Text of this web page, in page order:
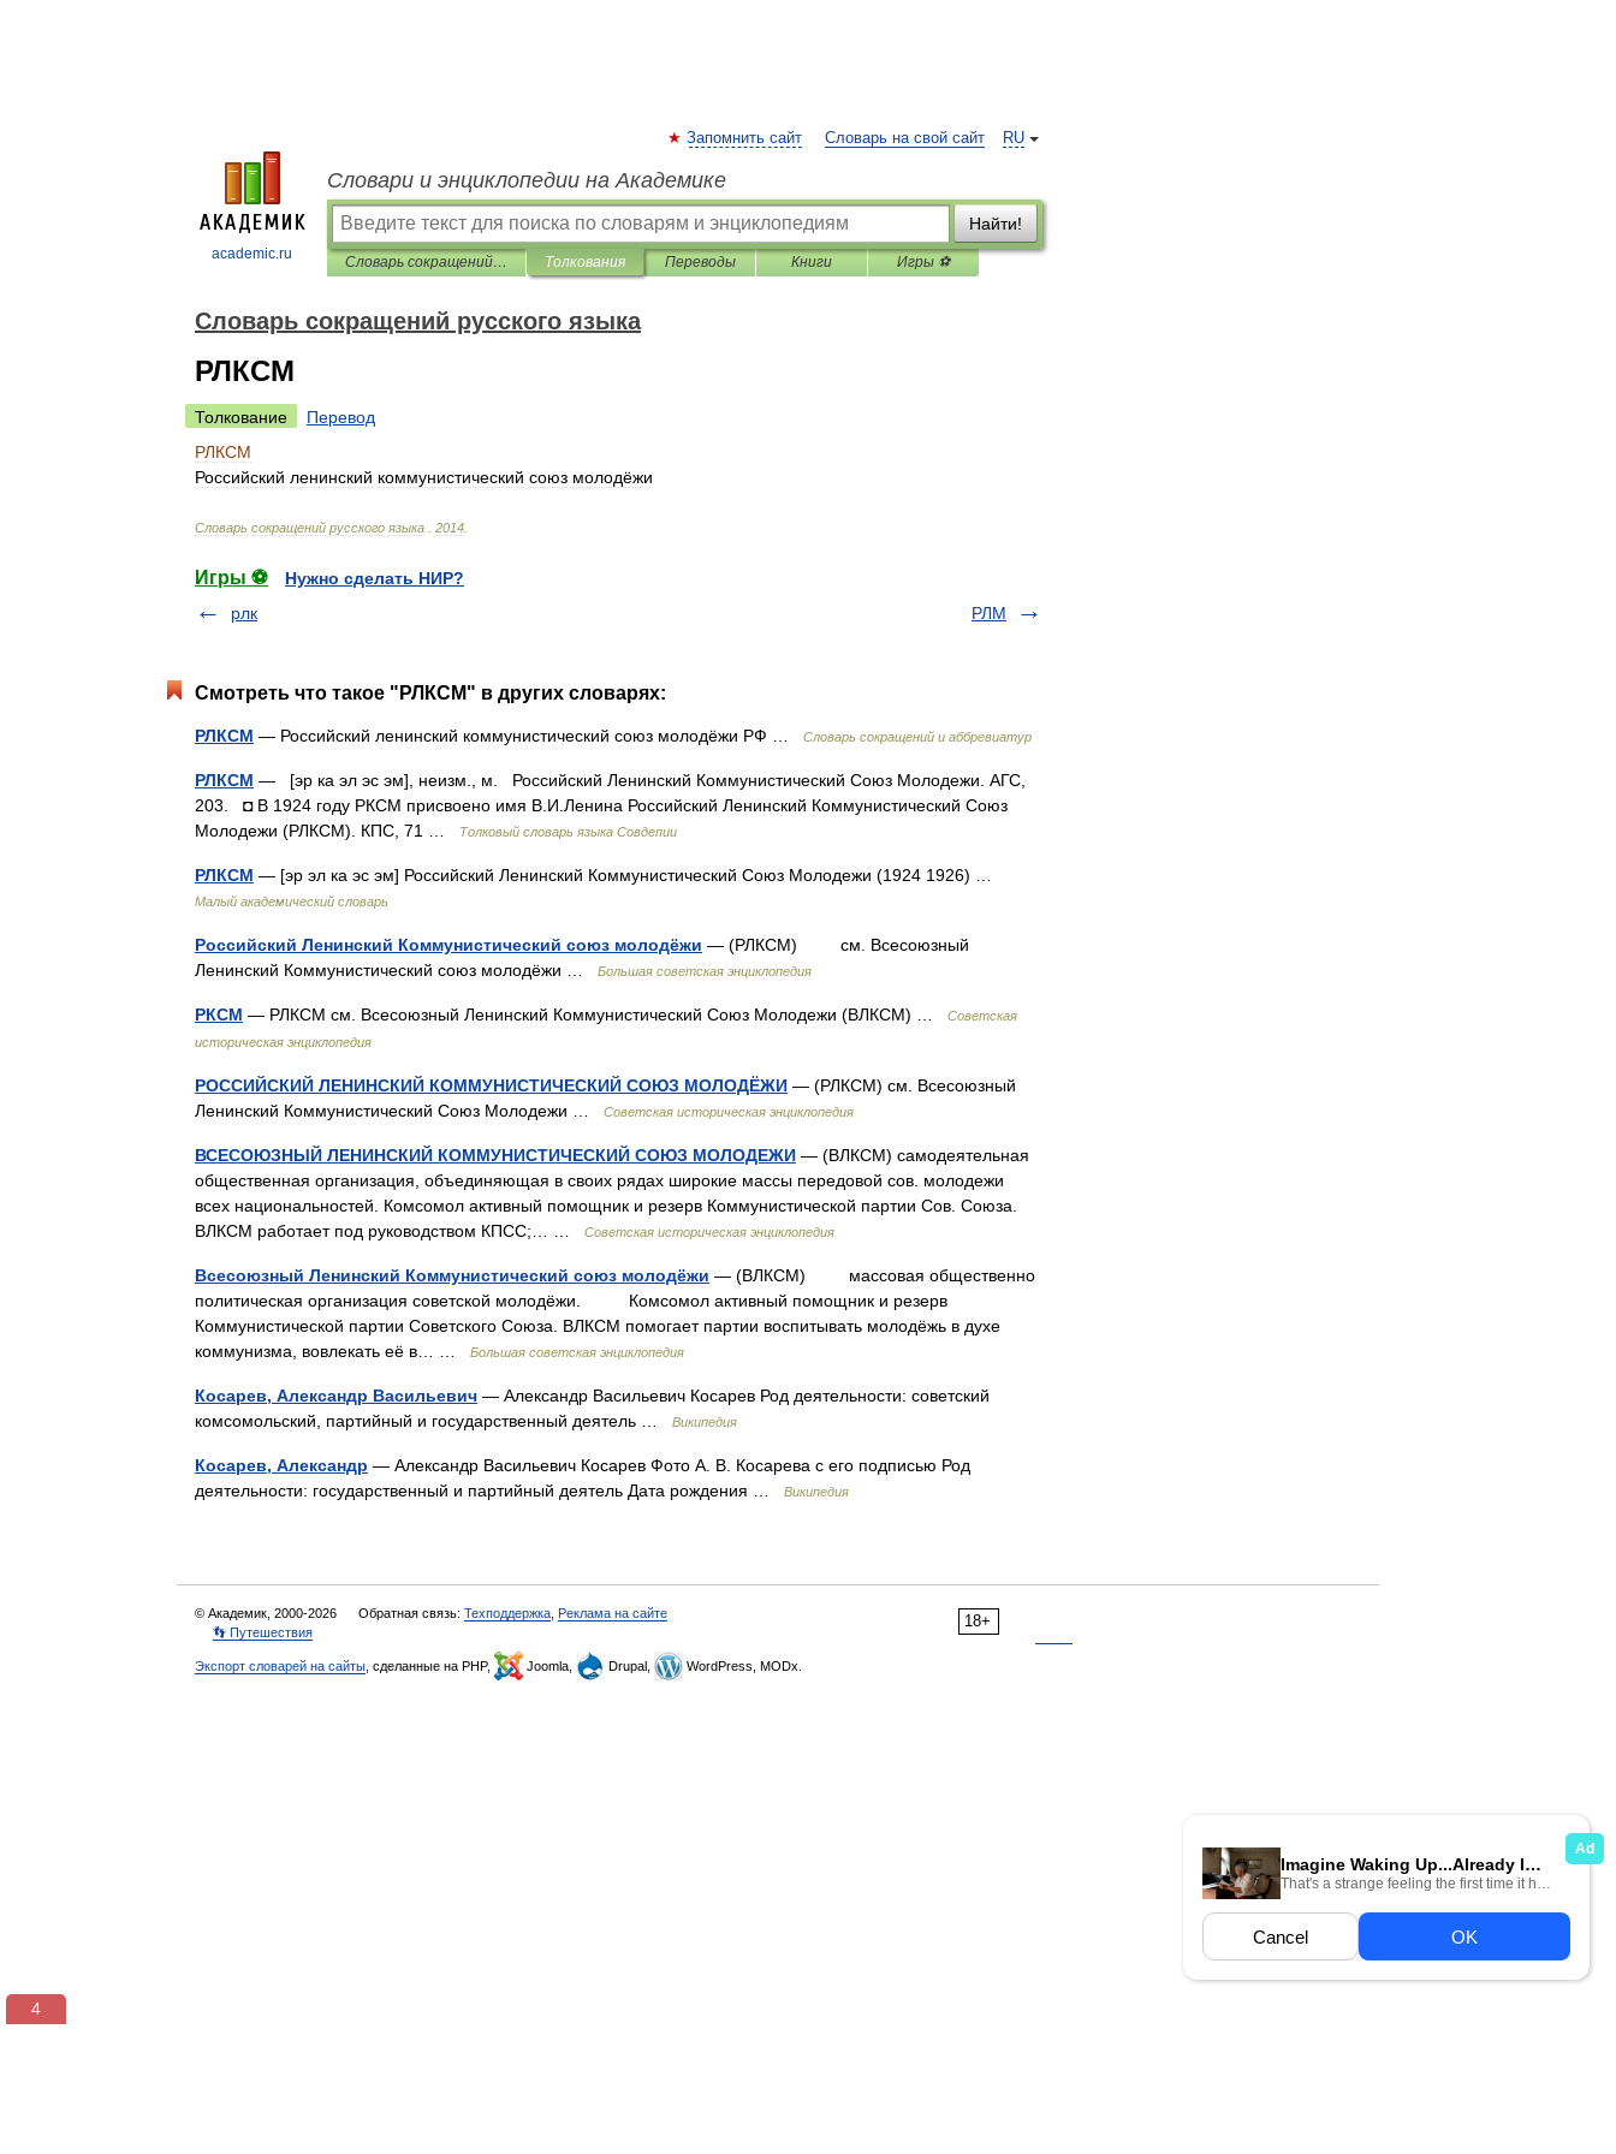
academic.ru
RU
Запомнить сайт Словарь на свой сайт
Словари и энциклопедии на Академике
Найти!
Словарь сокращений русского языка Толкования Переводы Книги Игры ⚽
Словарь сокращений русского языка
РЛКСМ
Толкование
Перевод
РЛКСМ
Российский ленинский коммунистический союз молодёжи
Словарь сокращений русского языка 2014
Игры ⚽
Нужно сделать НИР?
рлк
РЛМ
Смотреть что такое "РЛКСМ" в других словарях:
РЛКСМ — Российский ленинский коммунистический союз молодёжи РФ … Словарь сокращений и аббревиатур
РЛКСМ — [эр ка эл эс эм], неизм., м. Российский Ленинский Коммунистический Союз Молодежи. АГС,
203. ◘ В 1924 году РКСМ присвоено имя В.И.Ленина Российский Ленинский Коммунистический Союз
Молодежи (РЛКСМ). КПС, 71 …
Толковый словарь языка Совдепии
РЛКСМ — [эр эл ка эс эм] Российский Ленинский Коммунистический Союз Молодежи (1924 1926) …
Малый академический словарь
Российский Ленинский Коммунистический союз молодёжи — (РЛКСМ) см. Всесоюзный
Ленинский Коммунистический союз молодёжи …
Большая советская энциклопедия
РКСМ — РЛКСМ см. Всесоюзный Ленинский Коммунистический Союз Молодежи (ВЛКСМ) …
Советская
историческая энциклопедия
РОССИЙСКИЙ ЛЕНИНСКИЙ КОММУНИСТИЧЕСКИЙ СОЮЗ МОЛОДЁЖИ — (РЛКСМ) см. Всесоюзный
Ленинский Коммунистический Союз Молодежи …
Советская историческая энциклопедия
ВСЕСОЮЗНЫЙ ЛЕНИНСКИЙ КОММУНИСТИЧЕСКИЙ СОЮЗ МОЛОДЕЖИ — (ВЛКСМ) самодеятельная
общественная организация, объединяющая в своих рядах широкие массы передовой сов. молодежи
всех национальностей. Комсомол активный помощник и резерв Коммунистической партии Сов. Союза.
ВЛКСМ работает под руководством КПСС;… …
Советская историческая энциклопедия
Всесоюзный Ленинский Коммунистический союз молодёжи — (ВЛКСМ) массовая общественно
политическая организация советской молодёжи. Комсомол активный помощник и резерв
Коммунистической партии Советского Союза. ВЛКСМ помогает партии воспитывать молодёжь в духе
коммунизма, вовлекать её в… …
Большая советская энциклопедия
Косарев, Александр Васильевич — Александр Васильевич Косарев Род деятельности: советский
комсомольский, партийный и государственный деятель …
Википедия
Косарев, Александр — Александр Васильевич Косарев Фото А. В. Косарева с его подписью Род
деятельности: государственный и партийный деятель Дата рождения …
Википедия
18+
© Академик, 2000-2026 Обратная связь: Техподдержка Реклама на сайте
👣 Путешествия
Экспорт словарей на сайты , сделанные на PHP, Joomla, Drupal, WordPress, MODx.
3